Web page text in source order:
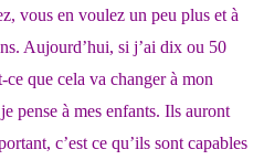
vous en voulez un peu plus et à
Aujourd’hui, si j’ai dix ou 50
ce que cela va changer à mon
pense à mes enfants. Ils auront
c’est ce qu’ils sont capables